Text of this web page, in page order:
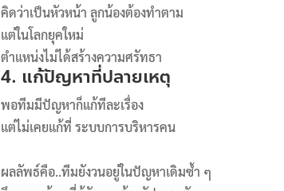
คิดว่าเป็นหัวหน้า ลูกน้องต้องทำตาม
แต่ในโลกยุคใหม่
ตำแหน่งไม่ได้สร้างความศรัทธา
4. แก้ปัญหาที่ปลายเหตุ
พอทีมมีปัญหาก็แก้ทีละเรื่อง
แต่ไม่เคยแก้ที่ ระบบการบริหารคน
ผลลัพธ์คือ..ทีมยังวนอยู่ในปัญหาเดิมซ้ำ ๆ